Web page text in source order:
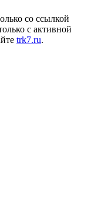
со ссылкой
с активной
trk7.ru.